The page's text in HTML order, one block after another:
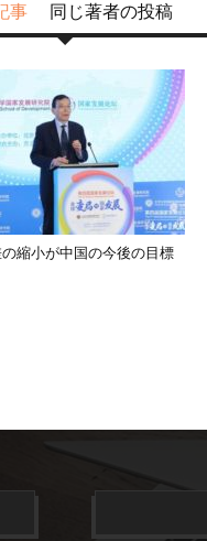
事 同じ著者の投稿
縮小が中国の今後の目標